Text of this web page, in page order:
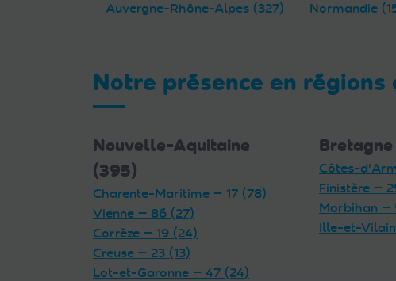
Auvergne-Rhône-Alpes (327) Normandie
Notre présence en
Nouvelle-Aquitaine
(395)
Charente-Maritime — 17 (78)
Vienne — 86 (27)
Corrèze — 19 (24)
Creuse — 23 (13)
Lot-et-Garonne — 47 (24)
Côtes-
Finistère —
Morbihan —
Ille-et-